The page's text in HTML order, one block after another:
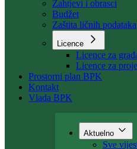
Dokumenti
Zakoni i propisi
Zahtjevi i obrasci
Budžet
Zaštita ličnih podataka
Licence
Vlada BPK